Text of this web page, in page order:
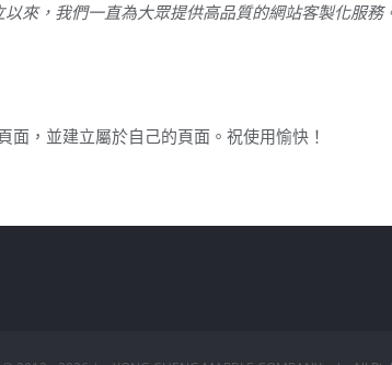
以來，我們一直為大眾提供高品質的網站客製化服
面，並建立屬於自己的頁面。祝使用愉快！